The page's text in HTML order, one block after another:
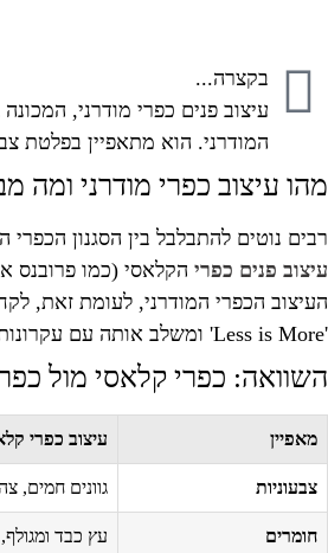
בקצרה...
עיצוב פנים כפרי מודרני,
המודרני. הוא מתאפיין בפלטת
מהו עיצוב כפרי מודרני ומה
רבים נוטים להתבלבל בין הסגנון
עיצוב פנים כפרי הקלאסי (כמו פרובנס
העיצוב הכפרי המודרני, לעומת זאת,
'Less is More' ומשלב אותה עם עקרונות מודרניים: קווים ישרים, חללים פתוחים, פונקציונליות ופלטת צבעים רגועה ומצומצמת. התוצאה היא מראה מאוזן, מרווח ואלגנטי, שמרגיש רלוונטי ועכשווי.
השוואה: כפרי קלאסי מול
מאפיין עיצוב כפרי
צבעוניות גוונים חמים,
חומרים עץ כבד